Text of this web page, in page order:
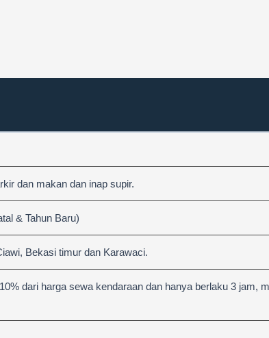
dan makan dan inap supir.
& Tahun Baru)
Bekasi timur dan Karawaci.
dari harga sewa kendaraan dan hanya berlaku 3 jam,